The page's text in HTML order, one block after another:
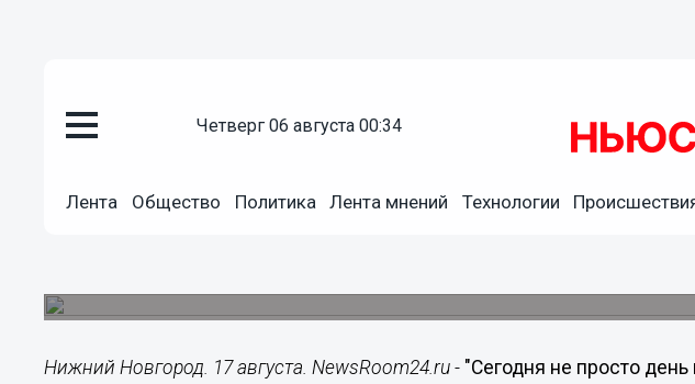
четверг 06 августа 00:34
Лента Общество Политика Лента мнений Технологии
Это праздник людей, объединенных одним
Нижний Новгород. 17 августа. NewsRoom24.ru - "Сегодня не просто